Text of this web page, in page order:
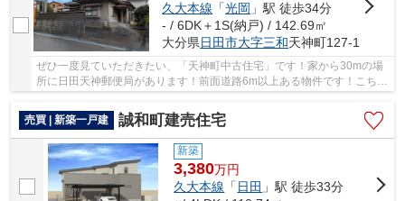
久大本線 「光岡 」駅 徒歩34分
- / 6DK＋1S(納戸) / 142.69㎡
大分県日田市大字三和天神町127-1
ぜひ一度見ていただきたい、「天神町中古住宅」です！家から30mの場
所に日田天神郵便局があります！前面道路6m以上ある物件です！こちら
売買 | 新築一戸建
誠和町建売住宅
新築
3,380万円
久大本線 「 日田 」駅 徒歩33分